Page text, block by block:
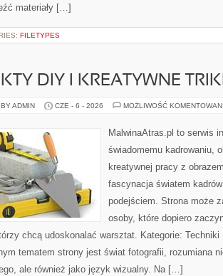
materiały […]
FILETYPES
DIY I KREATYWNE
ADMIN CZE - 6 - 2026 MOŻLIWOŚĆ
MalwinaAtras.pl to serwis
świadomemu kadrowaniu,
kreatywnej pracy z
fascynacja światem
podejściem. Strona może
osoby, które dopiero
chcą udoskonalać warsztat. Kategorie:
tematem strony jest świat fotografii, rozumiana
ale również jako język wizualny. Na […]